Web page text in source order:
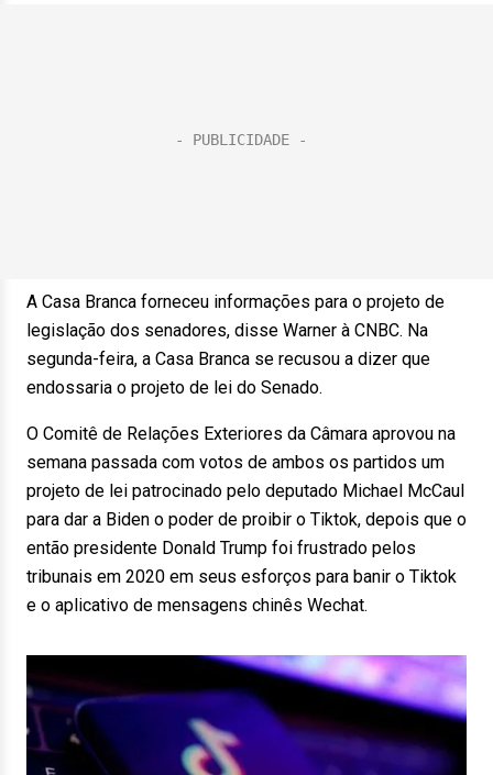
A Casa Branca forneceu informações para o projeto de
legislação dos senadores, disse Warner à CNBC. Na
segunda-feira, a Casa Branca se recusou a dizer que
endossaria o projeto de lei do Senado.
O Comitê de Relações Exteriores da Câmara aprovou na
semana passada com votos de ambos os partidos um
projeto de lei patrocinado pelo deputado Michael McCaul
para dar a Biden o poder de proibir o Tiktok, depois que o
então presidente Donald Trump foi frustrado pelos
tribunais em 2020 em seus esforços para banir o Tiktok
e o aplicativo de mensagens chinês Wechat.